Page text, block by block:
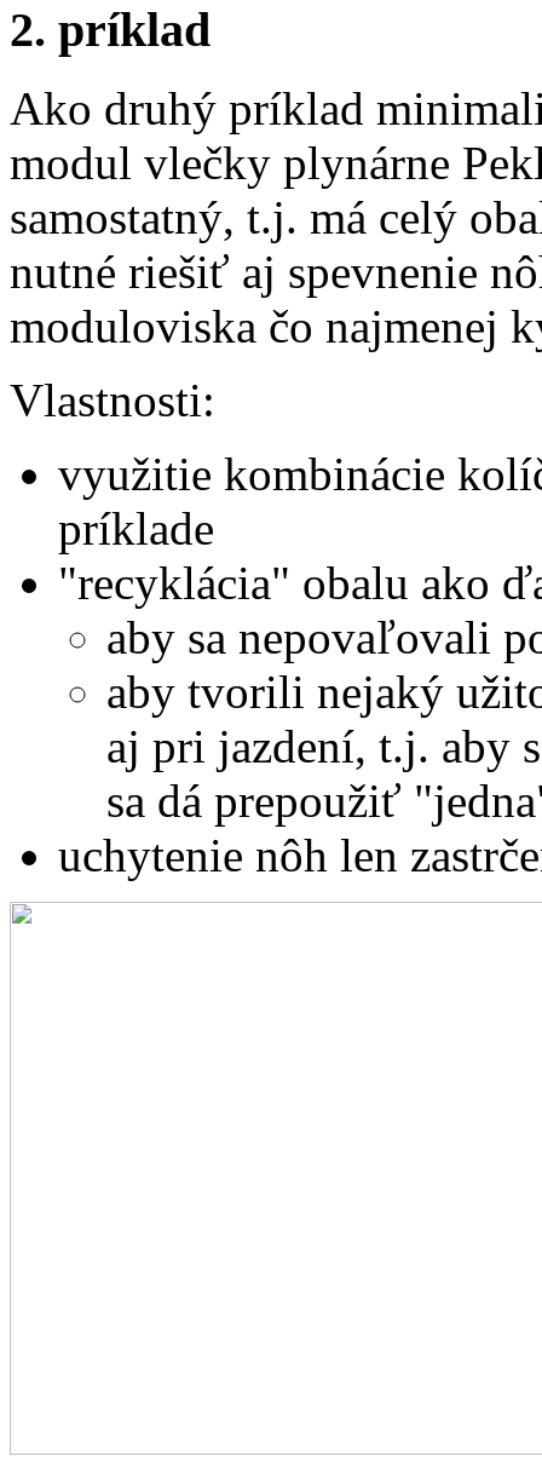
2. príklad
Ako druhý príklad
modul vlečky plynárne
samostatný, t.j. má celý
nutné riešiť aj spevnenie
moduloviska čo najmenej
Vlastnosti:
využitie kombinácie
príklade
"recyklácia" obalu ako
aby sa nepovaľovali
aby tvorili nejaký
aj pri jazdení, t.j. aby
sa dá prepoužiť
uchytenie nôh len